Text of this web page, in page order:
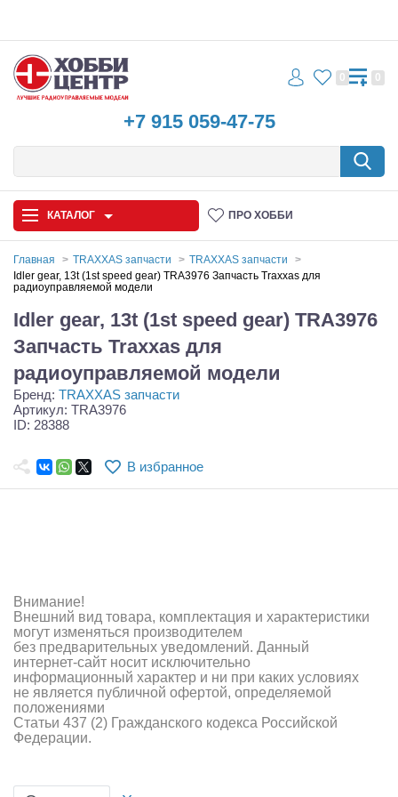
+7 915 059-47-75
0 0
КАТАЛОГ ПРО ХОББИ
Автомодели
Запчасти и аксессуары
Игрушки
Самолеты
Судомодели
Зарядные устройства и блоки питания
Двигатели
Технические жидкости
Инструмент,измерительные приборы,расходники
Главная TRAXXAS запчасти
TRAXXAS запчасти
Idler gear, 13t (1st speed gear) TRA3976 Запчасть Traxxas для
радиоуправляемой модели
Idler gear, 13t (1st speed gear) TRA3976
Запчасть Traxxas для
радиоуправляемой модели
Бренд: TRAXXAS запчасти
Артикул: TRA3976
ID: 28388
В избранное
Внимание!
Внешний вид товара, комплектация и характеристики
могут изменяться производителем
без предварительных уведомлений. Данный
интернет-сайт носит исключительно
информационный характер и ни при каких условиях
не является публичной офертой, определяемой
положениями
Статьи 437 (2) Гражданского кодекса Российской
Федерации.